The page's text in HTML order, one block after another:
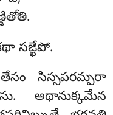
సఙ్ఖేపో.
సిస్సపరమ్పరా
అథానుక్కమేన